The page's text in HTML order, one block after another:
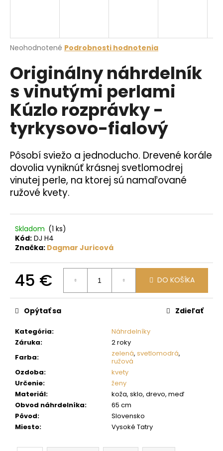
Priemerné
produktu
je
z
5
hviezdičiek.
Neohodnotené Podrobnosti hodnotenia
Originálny náhrdelník
s vinutými perlami
Kúzlo rozprávky -
tyrkysovo-fialový
Pôsobí sviežo a jednoducho. Drevené korále
dovolia vyniknúť krásnej svetlomodrej
vinutej perle, na ktorej sú namaľované
ružové kvety.
Skladom (1 ks)
Kód: DJ H4
Značka: Dagmar Juricová
45 €
cena:
DO KOŠÍKA
Kategória:
Náhrdelníky
Záruka:
2 roky
Farba: zelená, svetlomodrá,
ružová
Ozdoba:
kvety
Určenie:
ženy
Materiál:
koža, sklo, drevo, meď
Obvod náhrdelníka:
65 cm
Pôvod:
Slovensko
Miesto: Vysoké Tatry
Opýtať sa Zdieľať
s
ť
?
HĽADAŤ
O
d
p
o
ú
č
a
m